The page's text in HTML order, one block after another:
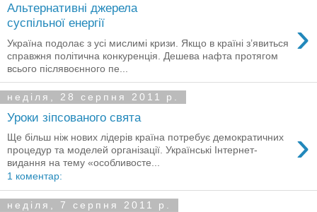
Альтернативні джерела
суспільної енергії
›
Україна подолає з усі мислимі кризи. Якщо в країні з’явиться
справжня політична конкуренція. Дешева нафта протягом
всього післявоєнного пе...
неділя, 28 серпня 2011 р.
Уроки зіпсованого свята
›
Ще більш ніж нових лідерів країна потребує демократичних
процедур та моделей організації. Українські Інтернет-
видання на тему «особливосте...
1 коментар:
неділя, 7 серпня 2011 р.